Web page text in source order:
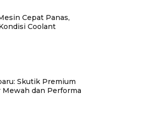
Cepat Panas,
Coolant
Skutik Premium
dan Performa